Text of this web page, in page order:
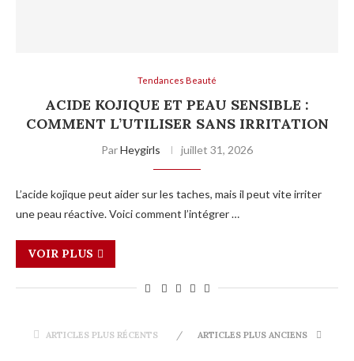
Tendances Beauté
ACIDE KOJIQUE ET PEAU SENSIBLE :
COMMENT L’UTILISER SANS IRRITATION
ParHeygirls juillet 31, 2026
L’acide kojique peut aider sur les taches, mais il peut vite irriter
une peau réactive. Voici comment l’intégrer …
VOIR PLUS
ARTICLES PLUS RÉCENTS ARTICLES PLUS ANCIENS